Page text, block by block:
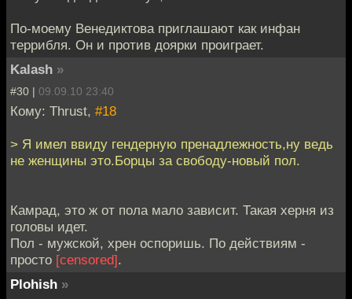
По-моему Венедиктова приглашают как инфан
террибля. Он и против доярки проиграет.
Kalash »
#30 | 09.09.10 23:40
Кому: Thrust, #18
> Я имел ввиду гендерную пренадлежность,ну ведь
не женщины это.Борцы за свободу-новый пол.
Камрад, это ж от пола мало зависит. Такая херня из
головы идет.
Пол - мужской, хрен оспоришь. По действиям -
просто [censored].
Plohish »